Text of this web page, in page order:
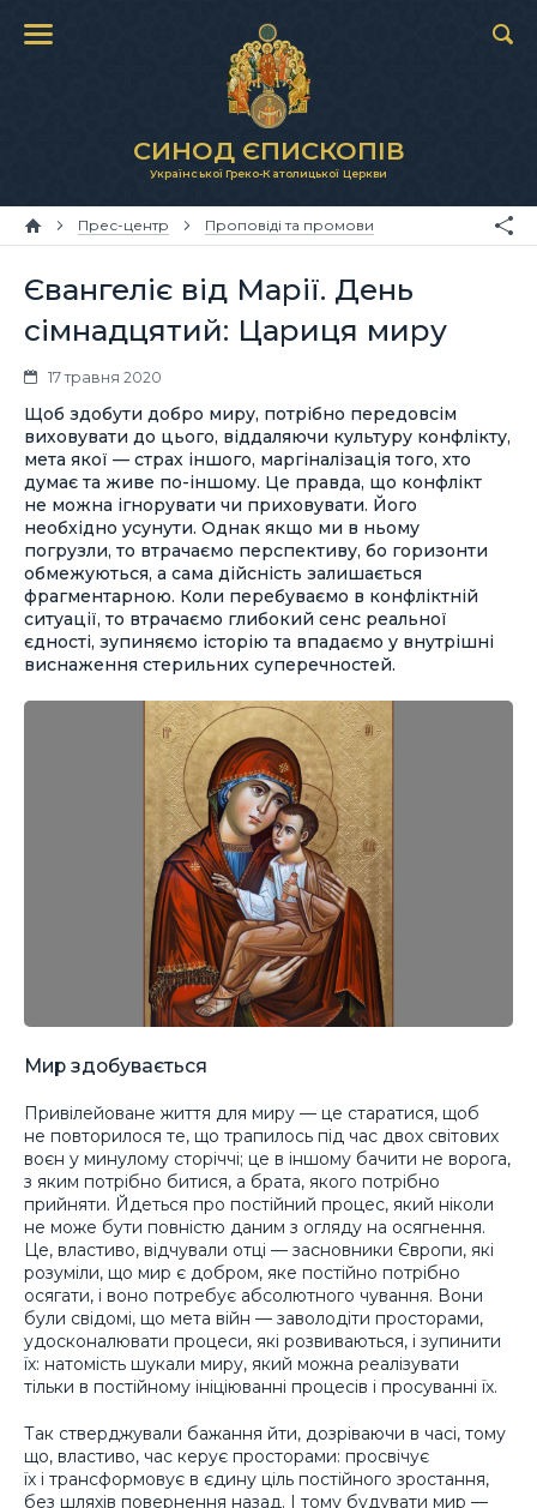
СИНОД ЄПИСКОПІВ
Української Греко-Католицької Церкви
Прес-центр Проповіді та промови
Євангеліє від Марії. День
сімнадцятий: Цариця миру
17 травня 2020
Щоб здобути добро миру, потрібно передовсім
виховувати до цього, віддаляючи культуру конфлікту,
мета якої — страх іншого, маргіналізація того, хто
думає та живе по-іншому. Це правда, що конфлікт
не можна ігнорувати чи приховувати. Його
необхідно усунути. Однак якщо ми в ньому
погрузли, то втрачаємо перспективу, бо горизонти
обмежуються, а сама дійсність залишається
фрагментарною. Коли перебуваємо в конфліктній
ситуації, то втрачаємо глибокий сенс реальної
єдності, зупиняємо історію та впадаємо у внутрішні
виснаження стерильних суперечностей.
Мир здобувається
Привілейоване життя для миру — це старатися, щоб
не повторилося те, що трапилось під час двох світових
воєн у минулому сторіччі; це в іншому бачити не ворога,
з яким потрібно битися, а брата, якого потрібно
прийняти. Йдеться про постійний процес, який ніколи
не може бути повністю даним з огляду на осягнення.
Це, властиво, відчували отці — засновники Європи, які
розуміли, що мир є добром, яке постійно потрібно
осягати, і воно потребує абсолютного чування. Вони
були свідомі, що мета війн — заволодіти просторами,
удосконалювати процеси, які розвиваються, і зупинити
їх: натомість шукали миру, який можна реалізувати
тільки в постійному ініціюванні процесів і просуванні їх.
Так стверджували бажання йти, дозріваючи в часі, тому
що, властиво, час керує просторами: просвічує
їх і трансформовує в єдину ціль постійного зростання,
без шляхів повернення назад. І тому будувати мир —